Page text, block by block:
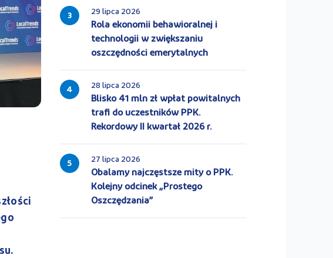
3 29 lipca 2026
Rola ekonomii behawioralnej i
technologii w zwiększaniu
oszczędności emerytalnych
4 28 lipca 2026
Blisko 41 mln zł wpłat powitalnych
trafi do uczestników PPK.
Rekordowy II kwartał 2026 r.
5 27 lipca 2026
Obalamy najczęstsze mity o PPK.
Kolejny odcinek „Prostego
Oszczędzania”